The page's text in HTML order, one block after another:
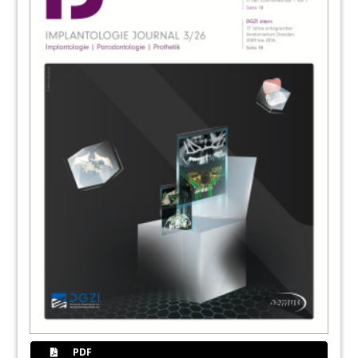
56
Redaktion
58Bicon MastermindTreffen in Verona
Redaktion
Esthetic Days 2021: „Zahnästhetik von
morgen“
Redaktion
BICON Europe Ltd.
Beruflich entfalten? Zukunft gestalten!
Die 3. Camlog Start-up-Days 2022
Redaktion
65CAMLOG Vertriebs GmbH
PDF